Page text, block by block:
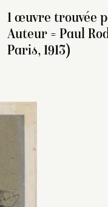
1 œuvre trouvée
Auteur = Paul
Paris, 1913)